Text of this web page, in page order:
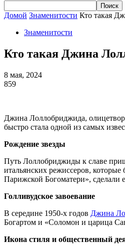
Домой Знаменитости Кто такая
Знаменитости
Кто такая Джина
8 мая, 2024
859
Джина Лоллобриджида,
быстро стала одной из самых
Рождение звезды
Путь Лоллобриджиды к славе
итальянских режиссеров,
Парижской Богоматери», сделали
Голливудское завоевание
В середине 1950-х годов Джина
Богартом и «Соломон и царица
Икона стиля и общественный